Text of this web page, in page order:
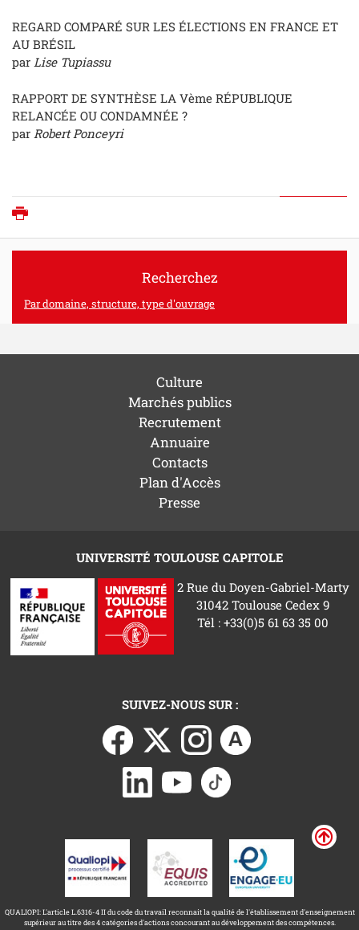
REGARD COMPARÉ SUR LES ÉLECTIONS EN FRANCE ET
AU BRÉSIL
par Lise Tupiassu
RAPPORT DE SYNTHÈSE LA Vème RÉPUBLIQUE
RELANCÉE OU CONDAMNÉE ?
par Robert Ponceyri
Recherchez
Par domaine, structure, type d'ouvrage
Culture
Marchés publics
Recrutement
Annuaire
Contacts
Plan d'Accès
Presse
UNIVERSITÉ TOULOUSE CAPITOLE
2 Rue du Doyen-Gabriel-Marty
31042 Toulouse Cedex 9
Tél : +33(0)5 61 63 35 00
SUIVEZ-NOUS SUR :
QUALIOPI: L'article L.6316-4 II du code du travail reconnait la qualité de l'établissement d'enseignement
supérieur au titre des 4 catégories d'actions concourant au développement des compétences.